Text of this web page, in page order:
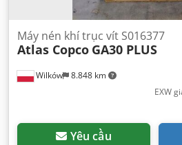
Wilków 8.848 km
Máy nén khí trục vít S016377
Atlas Copco GA30 PLUS
EXW
Yêu cầu